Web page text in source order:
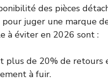
des pièces
juger une marque
à éviter en 2026 sont :
plus de 20% de retours
à fuir.